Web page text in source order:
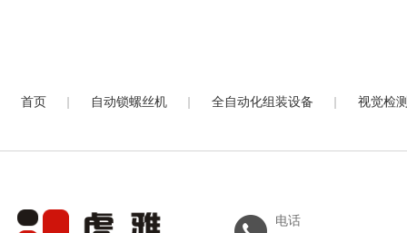
首页 | 自动锁螺丝机 | 全自动化组装设备 | 视觉检
电话